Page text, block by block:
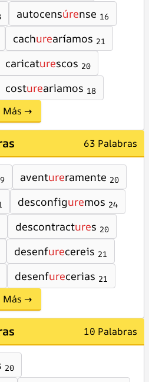
autocensúrense 16
cachurearíamos 21
caricaturescos 20
costureariamos 18
Más →
63 Palabras
aventureramente 20
desconfiguremos 24
descontractures 20
desenfurecereis 21
desenfurecerias 21
Más →
10 Palabras
20